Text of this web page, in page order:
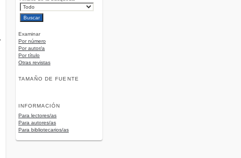
Examinar
Por número
Por autor/a
Por título
Otras revistas
TAMAÑO DE FUENTE
INFORMACIÓN
Para lectores/as
Para autores/as
Para bibliotecarios/as